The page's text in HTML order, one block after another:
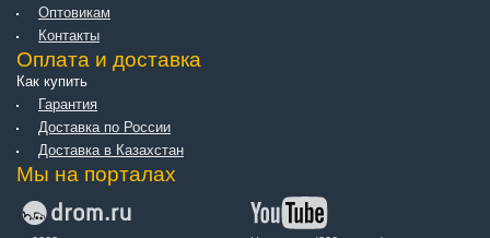
Оптовикам
Контакты
Оплата и доставка
Как купить
Гарантия
Доставка по России
Доставка в Казахстан
Мы на порталах